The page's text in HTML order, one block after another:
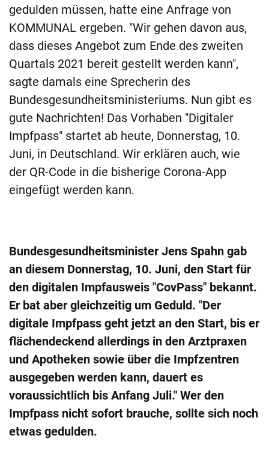
gedulden müssen, hatte eine Anfrage von
KOMMUNAL ergeben. "Wir gehen davon aus,
dass dieses Angebot zum Ende des zweiten
Quartals 2021 bereit gestellt werden kann",
sagte damals eine Sprecherin des
Bundesgesundheitsministeriums. Nun gibt es
gute Nachrichten! Das Vorhaben "Digitaler
Impfpass" startet ab heute, Donnerstag, 10.
Juni, in Deutschland. Wir erklären auch, wie
der QR-Code in die bisherige Corona-App
eingefügt werden kann.
Bundesgesundheitsminister Jens Spahn gab
an diesem Donnerstag, 10. Juni, den Start für
den digitalen Impfausweis "CovPass" bekannt.
Er bat aber gleichzeitig um Geduld. "Der
digitale Impfpass geht jetzt an den Start, bis er
flächendeckend allerdings in den Arztpraxen
und Apotheken sowie über die Impfzentren
ausgegeben werden kann, dauert es
voraussichtlich bis Anfang Juli." Wer den
Impfpass nicht sofort brauche, sollte sich noch
etwas gedulden.